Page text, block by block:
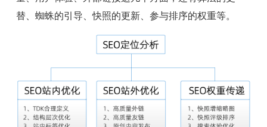
替、蜘蛛的引导、快照的更新、参与排序的权重等。